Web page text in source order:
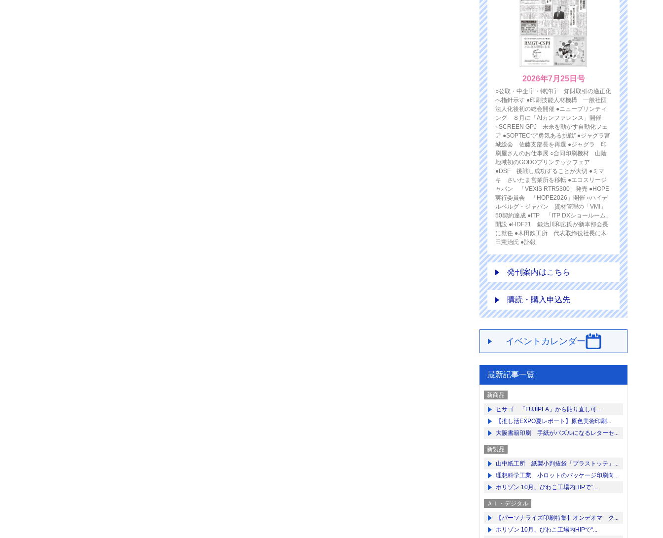
2026年7月25日号
○公取・中企庁・特許庁 知財取引の適正化
へ指針示す ●印刷技能人材機構 一般社団
法人化後初の総会開催 ●ニュープリンティ
ング ８月に「AIカンファレンス」開催
○SCREEN GPJ 未来を動かす自動化フェ
ア ●SOPTECで“勇気ある挑戦” ●ジャグラ宮
城総会 佐藤支部長を再選 ●ジャグラ 印
刷屋さんのお仕事展 ○合同印刷機材 山陰
地域初のGODOプリンテックフェア
●DSF 挑戦し成功することが大切 ●ミマ
キ さいたま営業所を移転 ●エコスリージ
ャパン 「VEXIS RTR5300」発売 ●HOPE
実行委員会 「HOPE2026」開催 ○ハイデ
ルベルグ・ジャパン 資材管理の「VMI」
50契約達成 ●ITP 「ITP DXショールーム」
開設 ●HDF21 鍛治川和広氏が新本部会長
に就任 ●木田鉄工所 代表取締役社長に木
田憲治氏 ●訃報
発刊案内はこちら
購読・購入申込先
イベントカレンダー
最新記事一覧
新商品
ヒサゴ 「FUJIPLA」から貼り直し可...
【推し活EXPO夏レポート】原色美術印刷...
大阪書籍印刷 手紙がパズルになるレターセ...
新製品
山中紙工所 紙製小判抜袋「プラストッテ」...
理想科学工業 小ロットのパッケージ印刷向...
ホリゾン 10月、びわこ工場内HIPで“...
ＡＩ・デジタル
【パーソナライズ印刷特集】オンデオマ ク...
ホリゾン 10月、びわこ工場内HIPで“...